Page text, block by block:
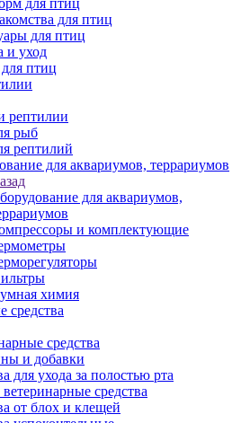
для птиц
для птиц
для птиц
и уход
птиц
рептилии
рыб
рептилий
для аквариумов, террариумов
для аквариумов,
и комплектующие
химия
средства
средства
и добавки
для ухода за полостью рта
средства
от блох и клещей